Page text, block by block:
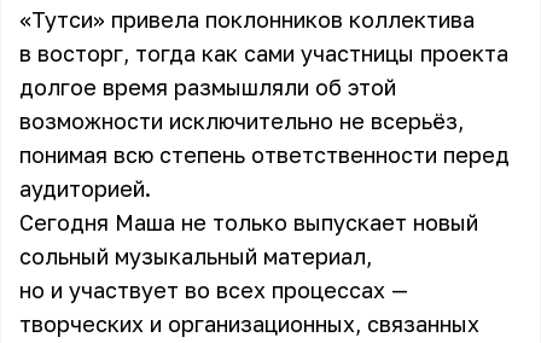
«Тутси» привела поклонников коллектива
в восторг, тогда как сами участницы проекта
долгое время размышляли об этой
возможности исключительно не всерьёз,
понимая всю степень ответственности перед
аудиторией.
Сегодня Маша не только выпускает новый
сольный музыкальный материал,
но и участвует во всех процессах —
творческих и организационных, связанных